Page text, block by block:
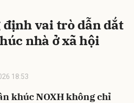
định vai trò dẫn dắt
nhà ở xã hội
18:53
khúc NOXH không chỉ